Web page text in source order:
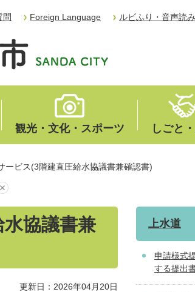
問 Foreign Language ルビふり・音声読
観光・文化・スポーツ しごと
ービス(3階建直圧給水協議書兼確認書)
協議書兼
更新日：2026年04月20日
上水道
申請様式
する提出